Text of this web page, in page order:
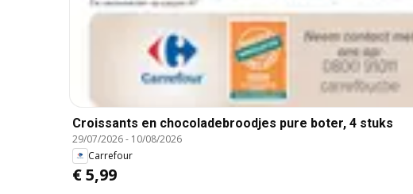
Croissants en chocoladebroodjes pure boter, 4 stuks
29/07/2026- 10/08/2026
Carrefour
€ 5,99